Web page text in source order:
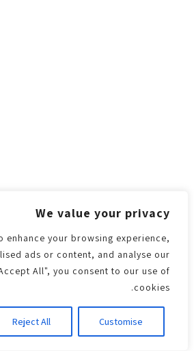
We value your privacy
enhance your browsing experience,
ads or content, and analyse our
All", you consent to our use of
cookies.
Customise
Reject All